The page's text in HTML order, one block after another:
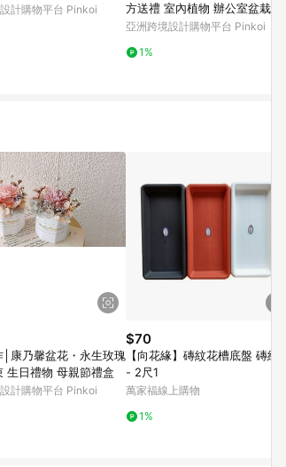
計購物平台 Pinkoi
方送禮 室內植物 辦公室盆栽
亞洲跨境設計購物平台 Pinkoi
1%
│康乃馨盆花・永生玫瑰
生日禮物 母親節禮盒
計購物平台 Pinkoi
$70
【向花緣】磚紋花槽底盤 磚紅色
- 2尺1
萬家福線上購物
1%